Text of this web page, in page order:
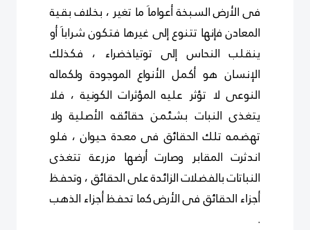
فى الأرض السبخة أعواماَ ما تغير ، بخلاف بقية
المعادن فإنها تتنوع إلى غيرها فتكون شراباَ أو
ينقلب النحاس إلى توتياخضراء ، فكذلك
الإنسان هو أكمل الأنواع الموجودة ولكماله
النوعى لا تؤثر عليه المؤثرات الكونية ، فلا
يتغذى النبات بشئمن حقائقه الأصلية ولا
تهضمه تلك الحقائق فى معدة حيوان ، فلو
اندثرت المقابر وصارت أرضها مزرعة تتغذى
النباتات بالفضلات الزائدة على الحقائق ، وتحفظ
أجزاء الحقائق فى الأرض كما تحفظ أجزاء الذهب
.